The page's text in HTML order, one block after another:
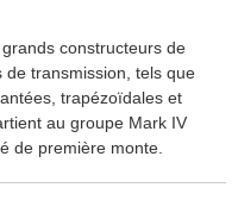
constructeurs de
de transmission, tels que
trapézoïdales et
au groupe Mark IV
de première monte.